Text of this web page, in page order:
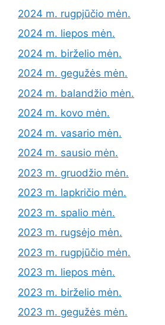
2024 m. rugpjūčio mėn.
2024 m. liepos mėn.
2024 m. birželio mėn.
2024 m. gegužės mėn.
2024 m. balandžio mėn.
2024 m. kovo mėn.
2024 m. vasario mėn.
2024 m. sausio mėn.
2023 m. gruodžio mėn.
2023 m. lapkričio mėn.
2023 m. spalio mėn.
2023 m. rugsėjo mėn.
2023 m. rugpjūčio mėn.
2023 m. liepos mėn.
2023 m. birželio mėn.
2023 m. gegužės mėn.